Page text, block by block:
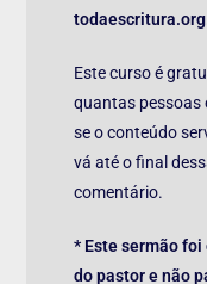
Este curso é
quantas pessoas
se o conteúdo
vá até o final
comentário.
* Este sermão
do pastor e não